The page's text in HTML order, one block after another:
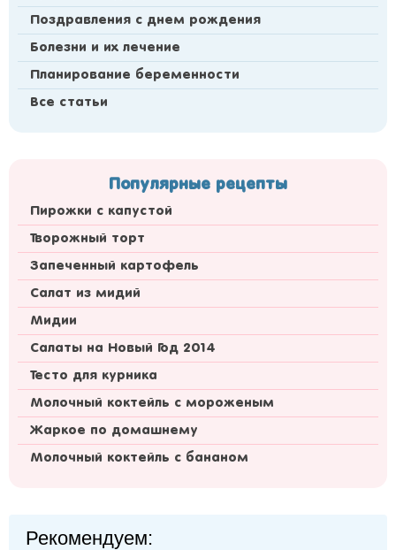
Поздравления с днем рождения
Болезни и их лечение
Планирование беременности
Все статьи
Популярные рецепты
Пирожки с капустой
Творожный торт
Запеченный картофель
Cалат из мидий
Мидии
Салаты на Новый Год 2014
Тесто для курника
Молочный коктейль с мороженым
Жаркое по домашнему
Молочный коктейль с бананом
Рекомендуем: